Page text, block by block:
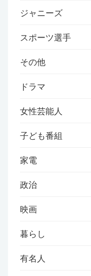
ジャニーズ
スポーツ選手
その他
ドラマ
女性芸能人
子ども番組
家電
政治
映画
暮らし
有名人